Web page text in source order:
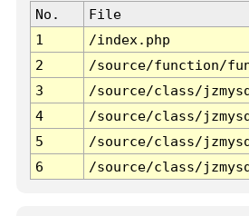
No. File
1
/index.php
2
/source/function/
3
/source/class/
4
/source/class/
5
/source/class/
6
/source/class/